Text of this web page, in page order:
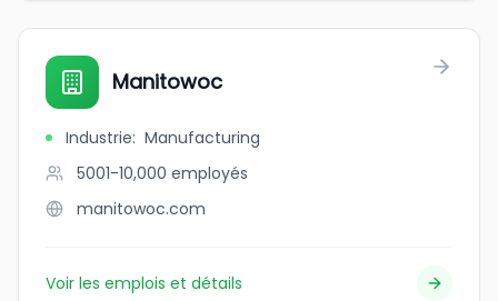
Manitowoc
Industrie: Manufacturing
5001-10,000 employés
manitowoc.com
Voir les emplois et détails